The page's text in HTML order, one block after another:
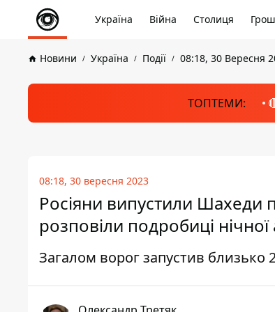
Україна Війна Столиця
Новини Україна Події 08:18, 30 Вересня
ТОПТЕМИ:
08:18, 30 вересня 2023
Росіяни випустили
розповіли подробиці нічної
Загалом ворог запустив близько